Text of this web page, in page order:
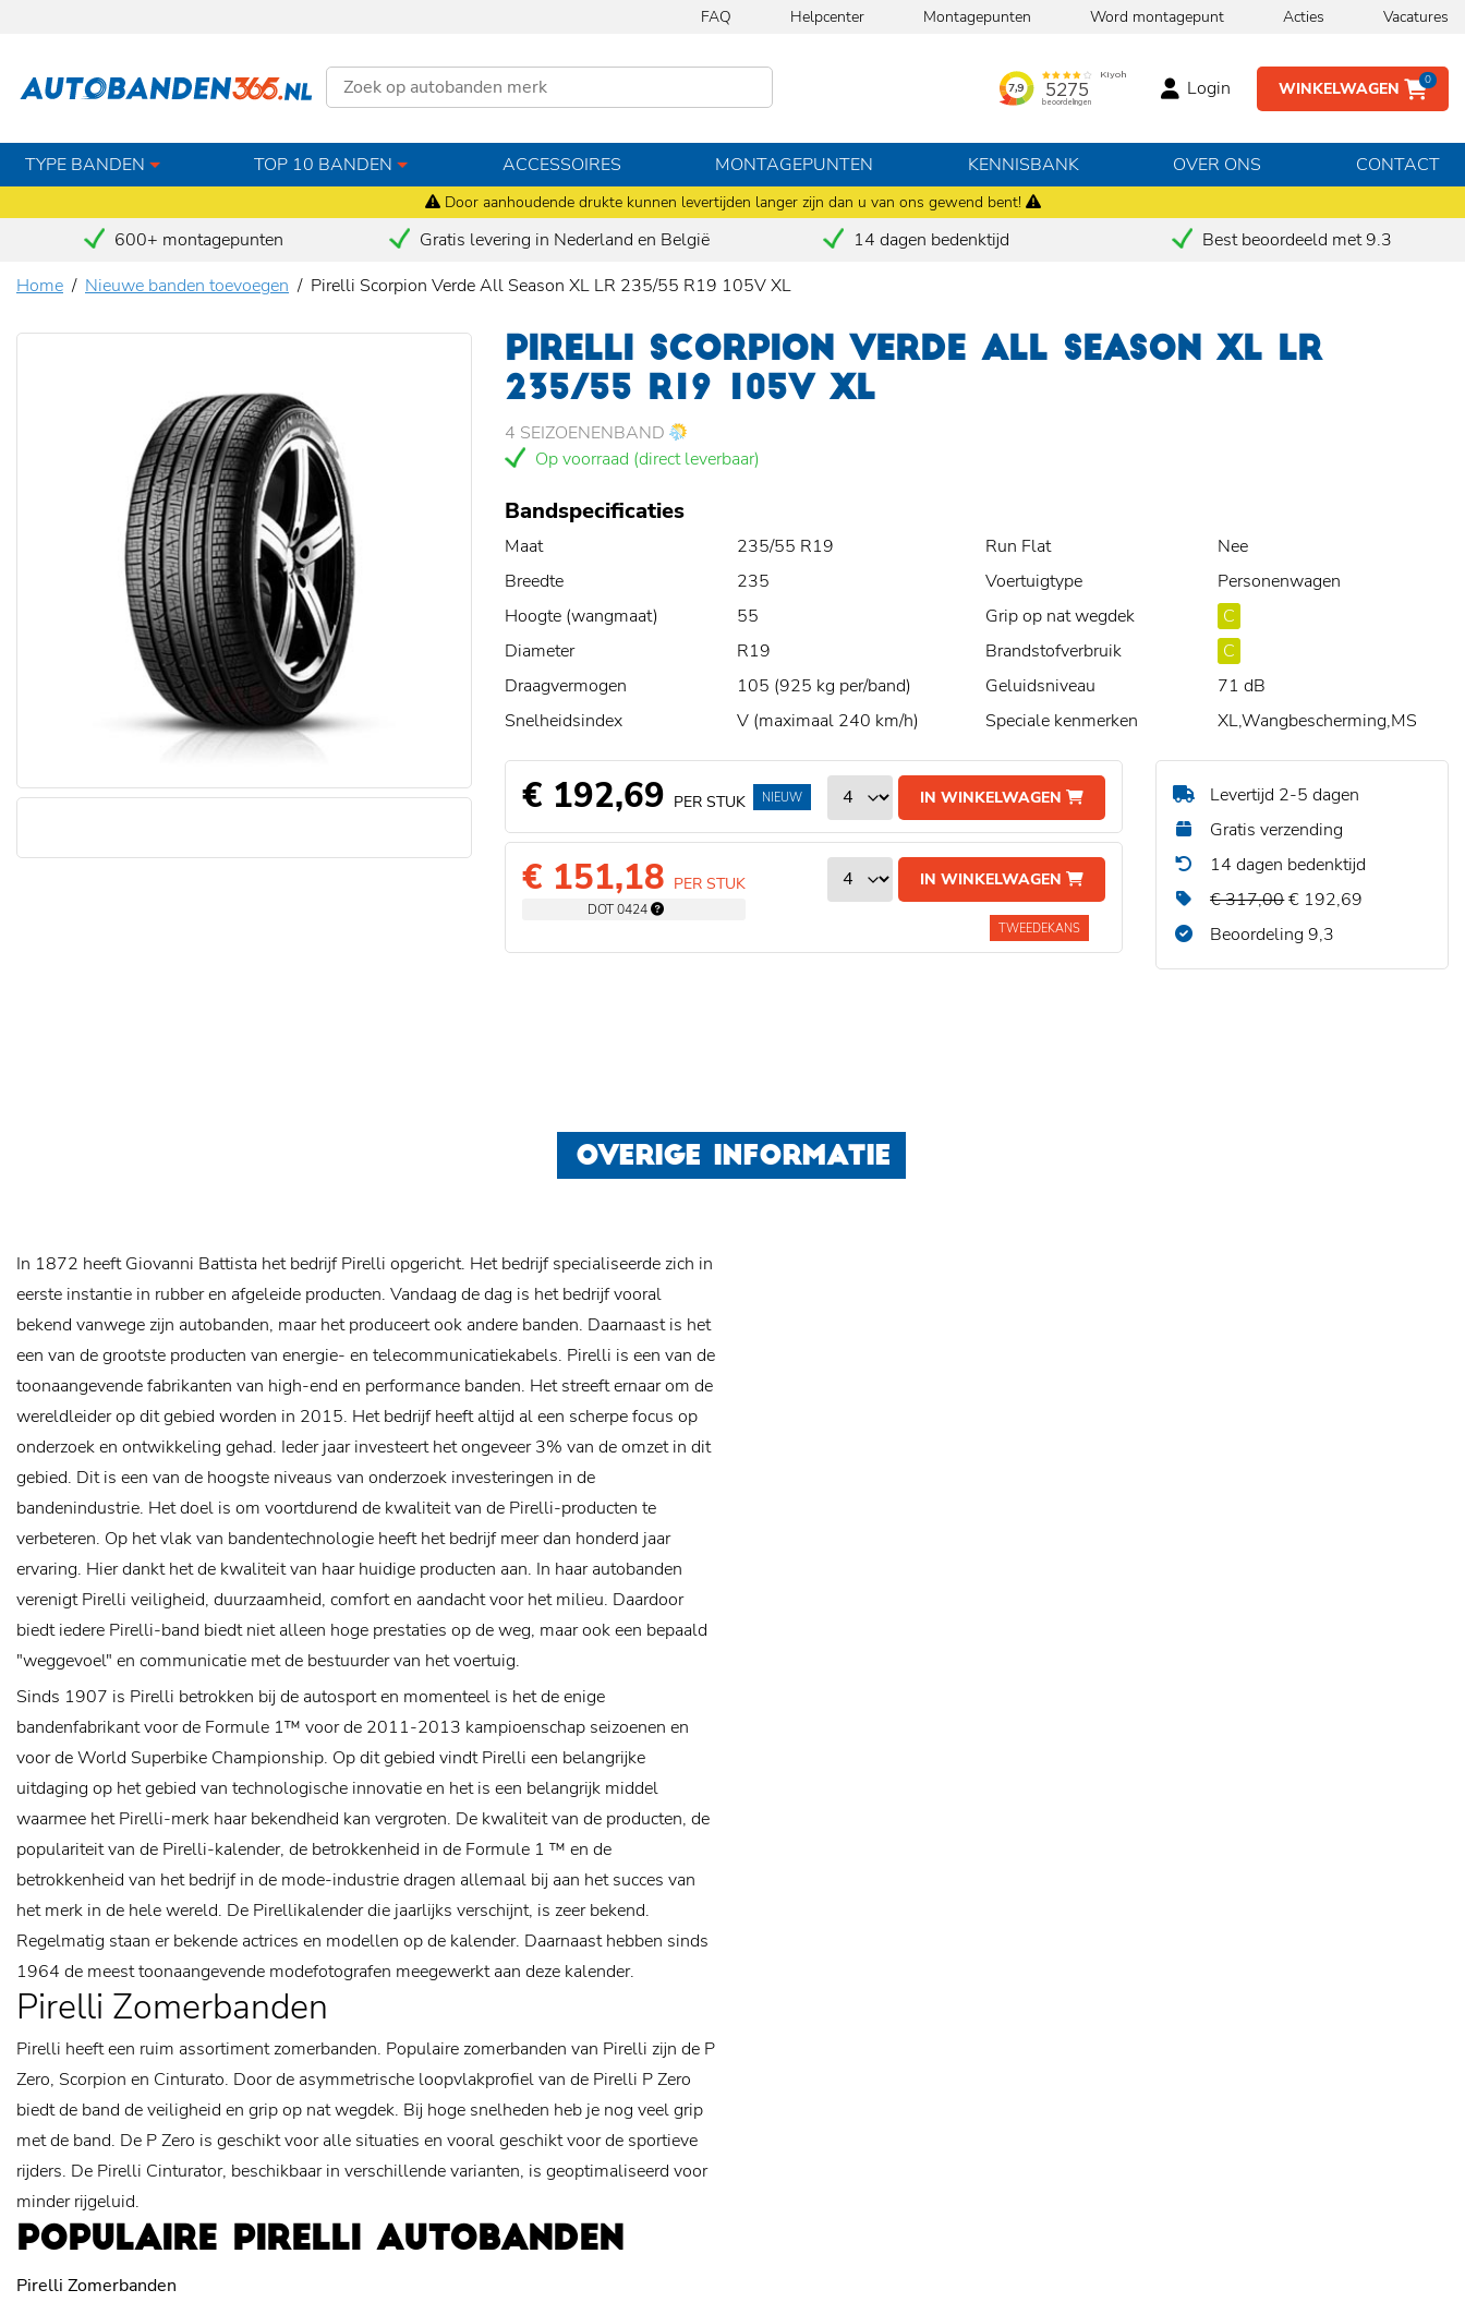
Door aanhoudende drukte kunnen levertijden langer zijn dan u van ons gewend bent!
FAQ Helpcenter Montagepunten Word montagepunt Acties Vacatures
WINKELWAGEN 0
Login
TYPE BANDEN TOP 10 BANDEN ACCESSOIRES MONTAGEPUNTEN KENNISBANK OVER ONS CONTACT
600+ montagepunten Gratis levering in Nederland en België 14 dagen bedenktijd
Best beoordeeld met 9.3
Home
Nieuwe banden toevoegen Pirelli Scorpion Verde All Season XL LR 235/55 R19 105V XL
PIRELLI SCORPION VERDE ALL SEASON XL LR
235/55 R19 105V XL
4 SEIZOENENBAND
Op voorraad (direct leverbaar)
Bandspecificaties
Maat
235/55 R19
Breedte
235
Hoogte (wangmaat)
55
Diameter
R19
Draagvermogen
105 (925 kg per/band)
Snelheidsindex
V (maximaal 240 km/h)
Run Flat
Nee
Voertuigtype
Personenwagen
Grip op nat wegdek
C
Brandstofverbruik
C
Geluidsniveau
71 dB
Speciale kenmerken
XL,Wangbescherming,MS
€ 192,69 PER STUK IN WINKELWAGEN
NIEUW
€ 151,18 PER STUK
DOT 0424
IN WINKELWAGEN
TWEEDEKANS
Levertijd 2-5 dagen
Gratis verzending
14 dagen bedenktijd
€ 317,00€ 192,69
Beoordeling 9,3
OVERIGE INFORMATIE
In 1872 heeft Giovanni Battista het bedrijf Pirelli opgericht. Het bedrijf specialiseerde zich in
eerste instantie in rubber en afgeleide producten. Vandaag de dag is het bedrijf vooral
bekend vanwege zijn autobanden, maar het produceert ook andere banden. Daarnaast is het
een van de grootste producten van energie- en telecommunicatiekabels. Pirelli is een van de
toonaangevende fabrikanten van high-end en performance banden. Het streeft ernaar om de
wereldleider op dit gebied worden in 2015. Het bedrijf heeft altijd al een scherpe focus op
onderzoek en ontwikkeling gehad. Ieder jaar investeert het ongeveer 3% van de omzet in dit
gebied. Dit is een van de hoogste niveaus van onderzoek investeringen in de
bandenindustrie. Het doel is om voortdurend de kwaliteit van de Pirelli-producten te
verbeteren. Op het vlak van bandentechnologie heeft het bedrijf meer dan honderd jaar
ervaring. Hier dankt het de kwaliteit van haar huidige producten aan. In haar autobanden
verenigt Pirelli veiligheid, duurzaamheid, comfort en aandacht voor het milieu. Daardoor
biedt iedere Pirelli-band biedt niet alleen hoge prestaties op de weg, maar ook een bepaald
"weggevoel" en communicatie met de bestuurder van het voertuig.
Sinds 1907 is Pirelli betrokken bij de autosport en momenteel is het de enige
bandenfabrikant voor de Formule 1™ voor de 2011-2013 kampioenschap seizoenen en
voor de World Superbike Championship. Op dit gebied vindt Pirelli een belangrijke
uitdaging op het gebied van technologische innovatie en het is een belangrijk middel
waarmee het Pirelli-merk haar bekendheid kan vergroten. De kwaliteit van de producten, de
populariteit van de Pirelli-kalender, de betrokkenheid in de Formule 1 ™ en de
betrokkenheid van het bedrijf in de mode-industrie dragen allemaal bij aan het succes van
het merk in de hele wereld. De Pirellikalender die jaarlijks verschijnt, is zeer bekend.
Regelmatig staan er bekende actrices en modellen op de kalender. Daarnaast hebben sinds
1964 de meest toonaangevende modefotografen meegewerkt aan deze kalender.
Pirelli Zomerbanden
Pirelli heeft een ruim assortiment zomerbanden. Populaire zomerbanden van Pirelli zijn de P
Zero, Scorpion en Cinturato. Door de asymmetrische loopvlakprofiel van de Pirelli P Zero
biedt de band de veiligheid en grip op nat wegdek. Bij hoge snelheden heb je nog veel grip
met de band. De P Zero is geschikt voor alle situaties en vooral geschikt voor de sportieve
rijders. De Pirelli Cinturator, beschikbaar in verschillende varianten, is geoptimaliseerd voor
minder rijgeluid.
POPULAIRE PIRELLI AUTOBANDEN
Pirelli Zomerbanden